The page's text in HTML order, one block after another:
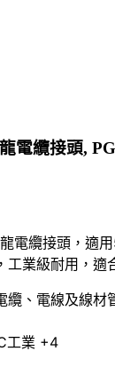
電纜接頭,
龍電纜接頭，適
工業級耐用，適
纜、電線及線材
工業 +4